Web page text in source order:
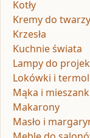
Kotły
Kremy do twarzy
Krzesła
Kuchnie świata
Lampy do
Lokówki i
Mąka i
Makarony
Masło i